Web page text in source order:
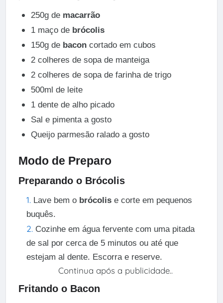
250g de macarrão
1 maço de brócolis
150g de baconcortado em cubos
2 colheres de sopa de manteiga
2 colheres de sopa de farinha de trigo
500ml de leite
1 dente de alho picado
Sal e pimenta a gosto
Queijo parmesão ralado a gosto
Modo de Preparo
Preparando o Brócolis
Lave bem o brócolise corte em pequenos
buquês.
Cozinhe em água fervente com uma pitada
de sal por cerca de 5 minutos ou até que
estejam al dente. Escorra e reserve.
Continua após a publicidade..
Fritando o Bacon